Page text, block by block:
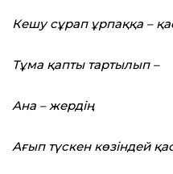
Кешу сұрап ұрпаққа –
Тұма қапты тартылып –
Ана – жердің
Ағып түскен көзіндей